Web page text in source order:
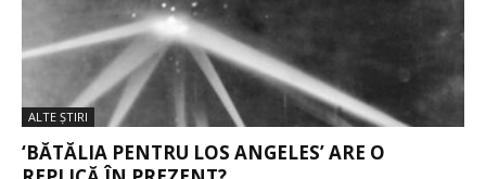
ALTE ŞTIRI
‘BĂTĂLIA PENTRU LOS ANGELES’ ARE O